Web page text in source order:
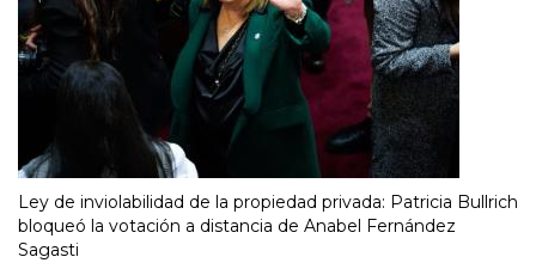
Ley de inviolabilidad de la propiedad privada: Patricia Bullrich
bloqueó la votación a distancia de Anabel Fernández
Sagasti